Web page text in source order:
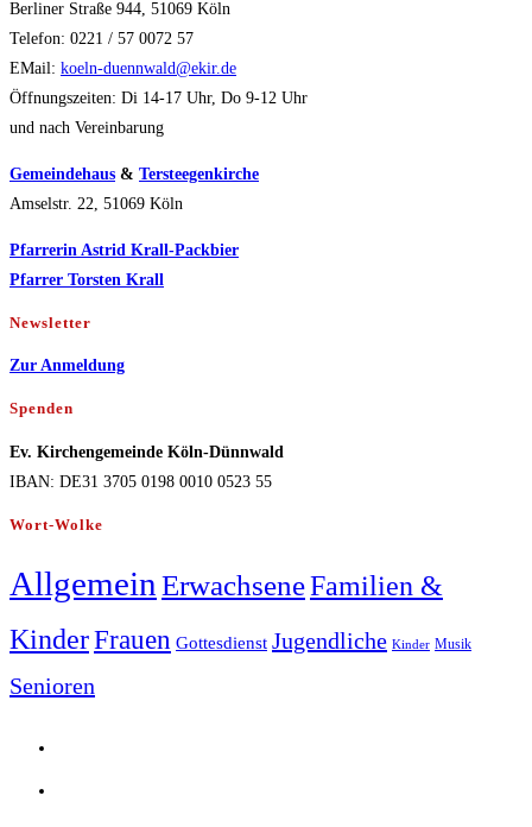
–
Sitzen
und
warten.
Umgeben
Berliner Straße 944, 51069 Köln
Telefon: 0221 / 57 0072 57
EMail: koeln-duennwald@ekir.de
Öffnungszeiten: Di 14-17 Uhr, Do 9-12 Uhr
und nach Vereinbarung
Gemeindehaus & Tersteegenkirche
Amselstr. 22, 51069 Köln
Pfarrerin Astrid Krall-Packbier
Pfarrer Torsten Krall
Newsletter
Zur Anmeldung
Spenden
Ev. Kirchengemeinde Köln-Dünnwald
IBAN: DE31 3705 0198 0010 0523 55
Wort-Wolke
Allgemein ErwachseneFamilien &
KinderFrauen Gottesdienst Jugendliche Kinder Musik
Senioren